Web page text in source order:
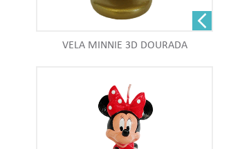
VELA MINNIE 3D DOURADA